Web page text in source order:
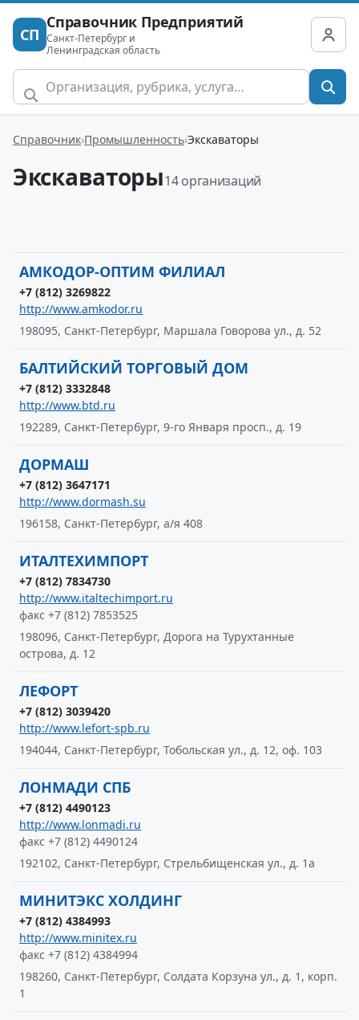
СП
Справочник Предприятий
Санкт-Петербург и
Ленинградская область
Справочник Промышленность Экскаваторы
Экскаваторы14 организаций
АМКОДОР-ОПТИМ ФИЛИАЛ
+7 (812) 3269822
http://www.amkodor.ru
198095, Санкт-Петербург, Маршала Говорова ул., д. 52
БАЛТИЙСКИЙ ТОРГОВЫЙ ДОМ
+7 (812) 3332848
http://www.btd.ru
192289, Санкт-Петербург, 9-го Января просп., д. 19
ДОРМАШ
+7 (812) 3647171
http://www.dormash.su
196158, Санкт-Петербург, а/я 408
ИТАЛТЕХИМПОРТ
+7 (812) 7834730
http://www.italtechimport.ru
факс +7 (812) 7853525
198096, Санкт-Петербург, Дорога на Турухтанные
острова, д. 12
ЛЕФОРТ
+7 (812) 3039420
http://www.lefort-spb.ru
194044, Санкт-Петербург, Тобольская ул., д. 12, оф. 103
ЛОНМАДИ СПБ
+7 (812) 4490123
http://www.lonmadi.ru
факс +7 (812) 4490124
192102, Санкт-Петербург, Стрельбищенская ул., д. 1а
МИНИТЭКС ХОЛДИНГ
+7 (812) 4384993
http://www.minitex.ru
факс +7 (812) 4384994
198260, Санкт-Петербург, Солдата Корзуна ул., д. 1, корп.
1